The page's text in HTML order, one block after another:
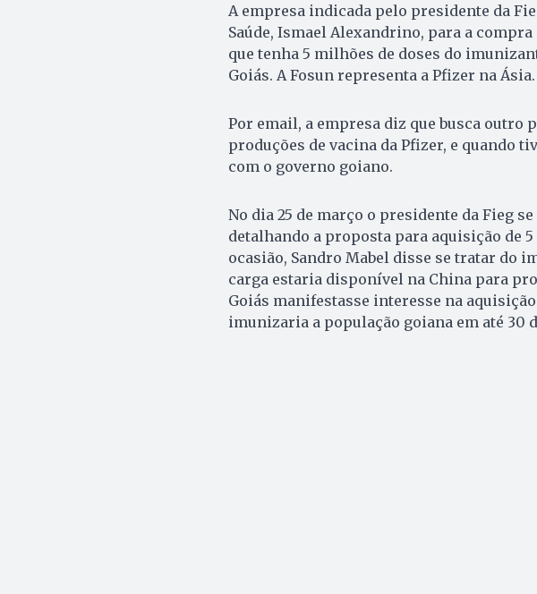
A empresa indicada pelo presidente da
Saúde, Ismael Alexandrino, para a compra
que tenha 5 milhões de doses do
Goiás. A Fosun representa a Pfizer na Ásia.
Por email, a empresa diz que busca outro
produções de vacina da Pfizer, e quando
com o governo goiano.
No dia 25 de março o presidente da Fieg
detalhando a proposta para aquisição de
ocasião, Sandro Mabel disse se tratar do
carga estaria disponível na China para
Goiás manifestasse interesse na
imunizaria a população goiana em até 30